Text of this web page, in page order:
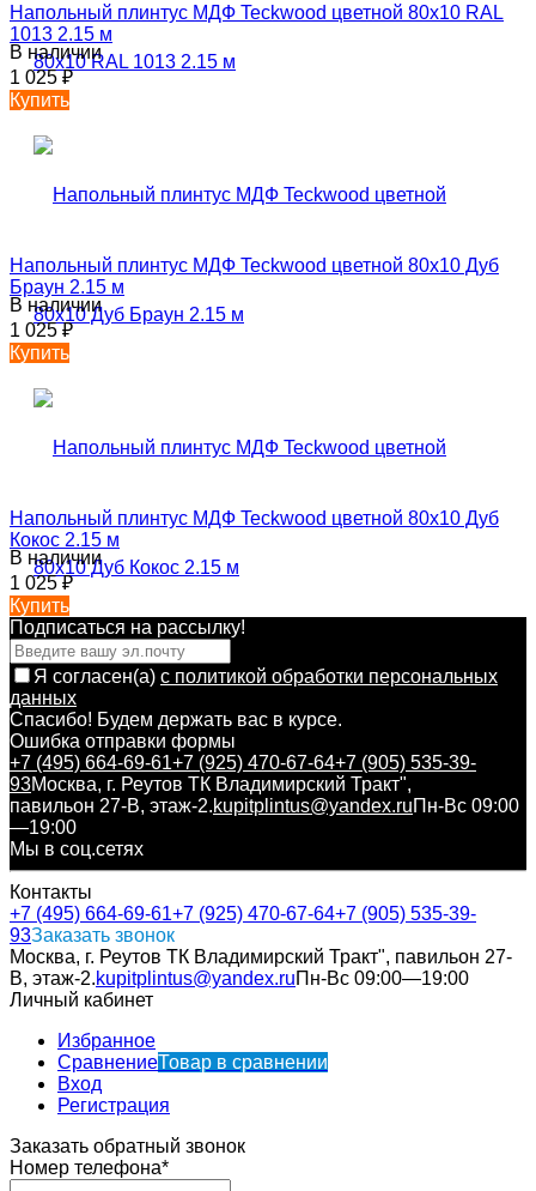
Напольный плинтус МДФ Teckwood цветной 80х10 RAL
1013 2.15 м
В наличии
1 025₽
Купить
Напольный плинтус МДФ Teckwood цветной 80х10 Дуб
Браун 2.15 м
В наличии
1 025₽
Купить
Напольный плинтус МДФ Teckwood цветной 80х10 Дуб
Кокос 2.15 м
В наличии
1 025₽
Купить
Подписаться на рассылкy!
Я согласен(a) с политикой обработки персональных
данных
Спасибо! Будем держать вас в курсе.
Ошибка отправки формы
+7 (495) 664-69-61+7 (925) 470-67-64+7 (905) 535-39-
93Москва, г. Реутов ТК Владимирский Тракт",
павильон 27-В, этаж-2.kupitplintus@yandex.ruПн-Вс 09:00
—19:00
Мы в соц.сетях
Контакты
+7 (495) 664-69-61+7 (925) 470-67-64+7 (905) 535-39-
93Заказать звонок
Москва, г. Реутов ТК Владимирский Тракт", павильон 27-
В, этаж-2.kupitplintus@yandex.ruПн-Вс 09:00—19:00
Личный кабинет
Избранное
СравнениеТовар в сравнении
Вход
Регистрация
Заказать обратный звонок
Номер телефона*